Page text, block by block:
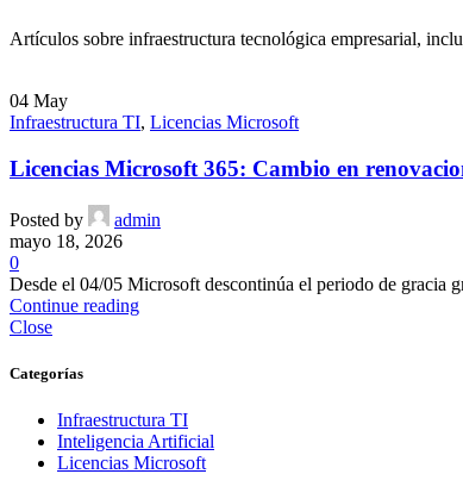
Artículos sobre infraestructura tecnológica empresarial,
04 May
Infraestructura TI, Licencias Microsoft
Licencias Microsoft 365: Cambio en
Posted by
admin
mayo 18, 2026
0
Desde el 04/05 Microsoft descontinúa el periodo de gracia
Continue reading
Close
Categorías
Infraestructura TI
Inteligencia Artificial
Licencias Microsoft